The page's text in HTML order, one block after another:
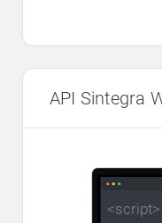
API Sintegra
<script>